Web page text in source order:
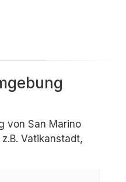
von San Marino
Vatikanstadt,